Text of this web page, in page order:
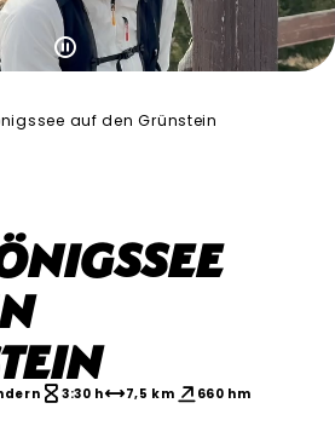
auf den Grünstein
3:30 h 7,5 km 660 hm